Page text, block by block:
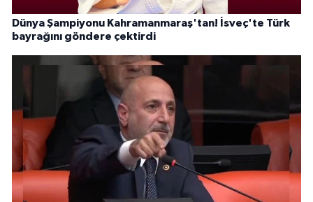
Dünya Şampiyonu Kahramanmaraş'tan! İsveç'te Türk
bayrağını göndere çektirdi